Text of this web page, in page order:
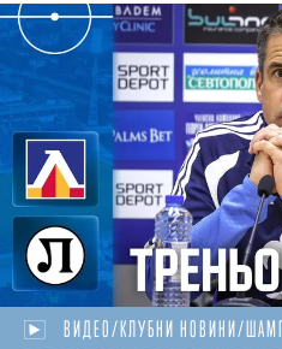
ВИДЕО/КЛУБНИ НОВИНИ/